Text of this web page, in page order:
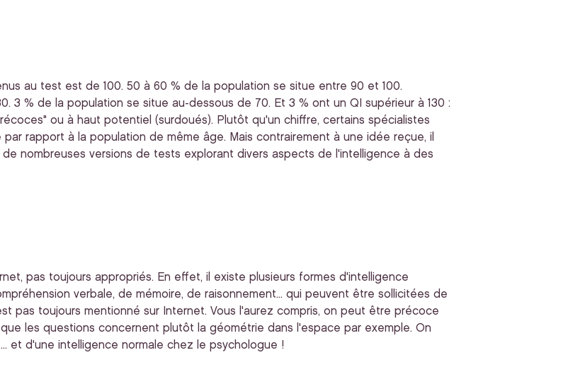
au test est de 100. 50 à 60 % de la population se situe entre 90 et 100.
3 % de la population se situe au-dessous de 70. Et 3 % ont un QI supérieur à 130 :
ou à haut potentiel (surdoués). Plutôt qu'un chiffre, certains spécialistes
rapport à la population de même âge. Mais contrairement à une idée reçue, il
nombreuses versions de tests explorant divers aspects de l'intelligence à des
pas toujours appropriés. En effet, il existe plusieurs formes d'intelligence
verbale, de mémoire, de raisonnement... qui peuvent être sollicitées de
pas toujours mentionné sur Internet. Vous l'aurez compris, on peut être précoce
les questions concernent plutôt la géométrie dans l'espace par exemple. On
et d'une intelligence normale chez le psychologue !